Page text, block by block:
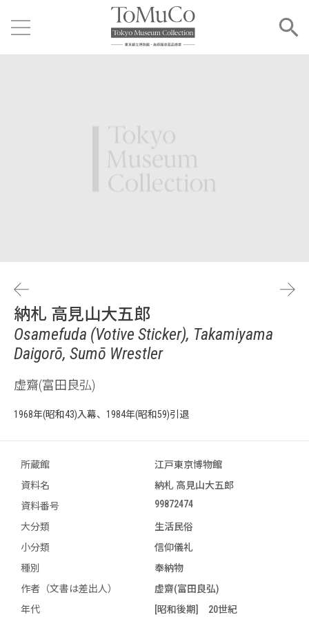
納札 高見山大五郎
Osamefuda (Votive Sticker), Takamiyama
Daigorō, Sumō Wrestler
虚齋(富田良弘)
1968年(昭和43)入幕、1984年(昭和59)引退
所蔵館
江戸東京博物館
資料名
納札 高見山大五郎
資料番号
99872474
大分類
生活民俗
小分類
信仰儀礼
種別
奉納物
作者（文書は差出人）
虚齋(富田良弘)
年代
[昭和後期] 20世紀